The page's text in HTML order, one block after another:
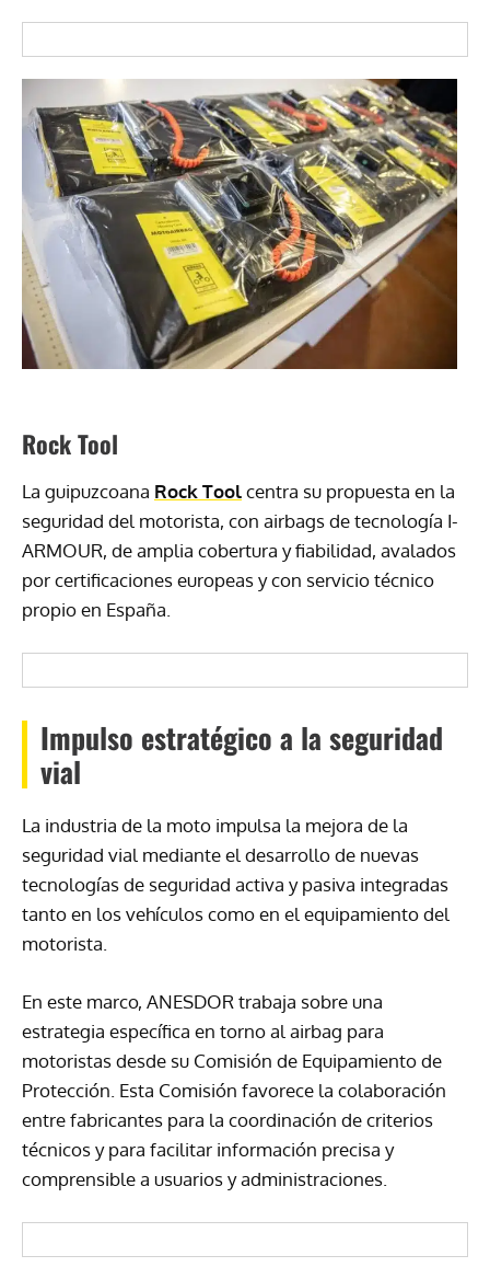
Rock Tool
La guipuzcoana Rock Toolcentra su propuesta en la
seguridad del motorista, con airbags de tecnología I-
ARMOUR, de amplia cobertura y fiabilidad, avalados
por certificaciones europeas y con servicio técnico
propio en España.
Impulso estratégico a la seguridad
vial
La industria de la moto impulsa la mejora de la
seguridad vial mediante el desarrollo de nuevas
tecnologías de seguridad activa y pasiva integradas
tanto en los vehículos como en el equipamiento del
motorista.
En este marco, ANESDOR trabaja sobre una
estrategia específica en torno al airbag para
motoristas desde su Comisión de Equipamiento de
Protección. Esta Comisión favorece la colaboración
entre fabricantes para la coordinación de criterios
técnicos y para facilitar información precisa y
comprensible a usuarios y administraciones.